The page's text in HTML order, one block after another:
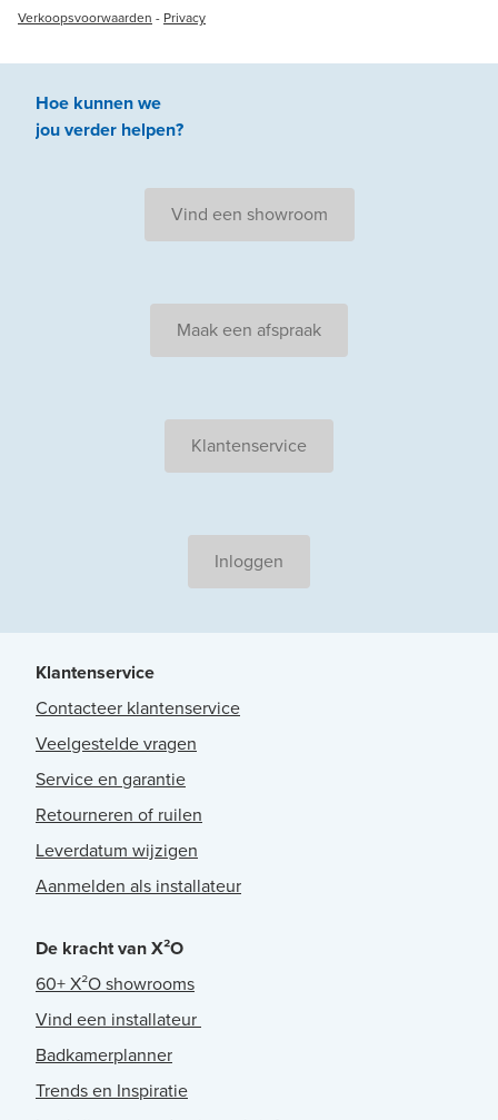
Verkoopsvoorwaarden - Privacy
Hoe kunnen we
jouverder helpen?
Vind een showroom
Maak een afspraak
Klantenservice
Inloggen
Klantenservice
Contacteer klantenservice
Veelgestelde vragen
Service en garantie
Retourneren of ruilen
Leverdatum wijzigen
Aanmelden als installateur
De kracht van X²O
60+ X²O showrooms
Vind een installateur
Badkamerplanner
Trends en Inspiratie